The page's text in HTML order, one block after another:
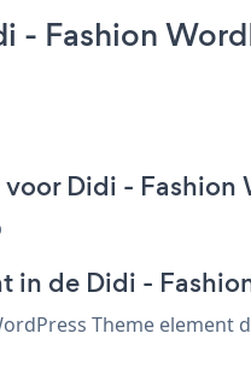
- Fashion
Didi - Fashion
de Didi -
Theme